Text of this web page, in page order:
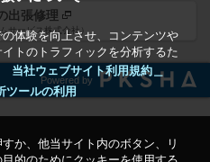
体験を向上させ、コンテンツや
トのトラフィックを分析するた
当社ウェブサイト利用規約＿
ツールの利用
か、他当サイト内のボタン、リ
出張修理
サービス株式会社）
Powered by